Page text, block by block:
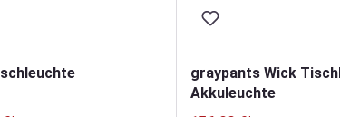
graypants Wick
Akkuleuchte